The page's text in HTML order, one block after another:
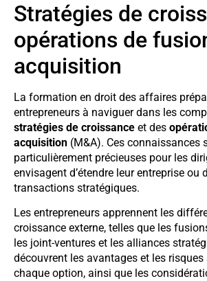
Stratégies de
opérations de
acquisition
La formation en droit des affaires
entrepreneurs à naviguer dans les
stratégies de croissance et des
acquisition (M&A). Ces connaissances
particulièrement précieuses pour les
envisagent d’étendre leur entreprise ou
transactions stratégiques.
Les entrepreneurs apprennent les
croissance externe, telles que les
les joint-ventures et les alliances
découvrent les avantages et les risques
chaque option, ainsi que les